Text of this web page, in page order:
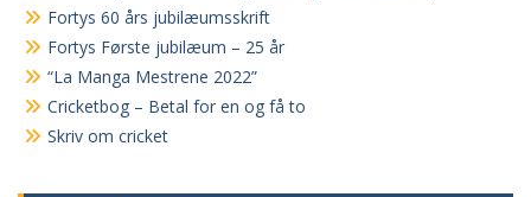
Fortys 60 års jubilæumsskrift
Fortys Første jubilæum – 25 år
“La Manga Mestrene 2022”
Cricketbog – Betal for en og få to
Skriv om cricket